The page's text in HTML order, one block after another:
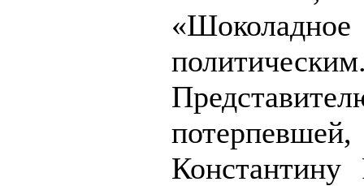
потерпевшей,
Константину